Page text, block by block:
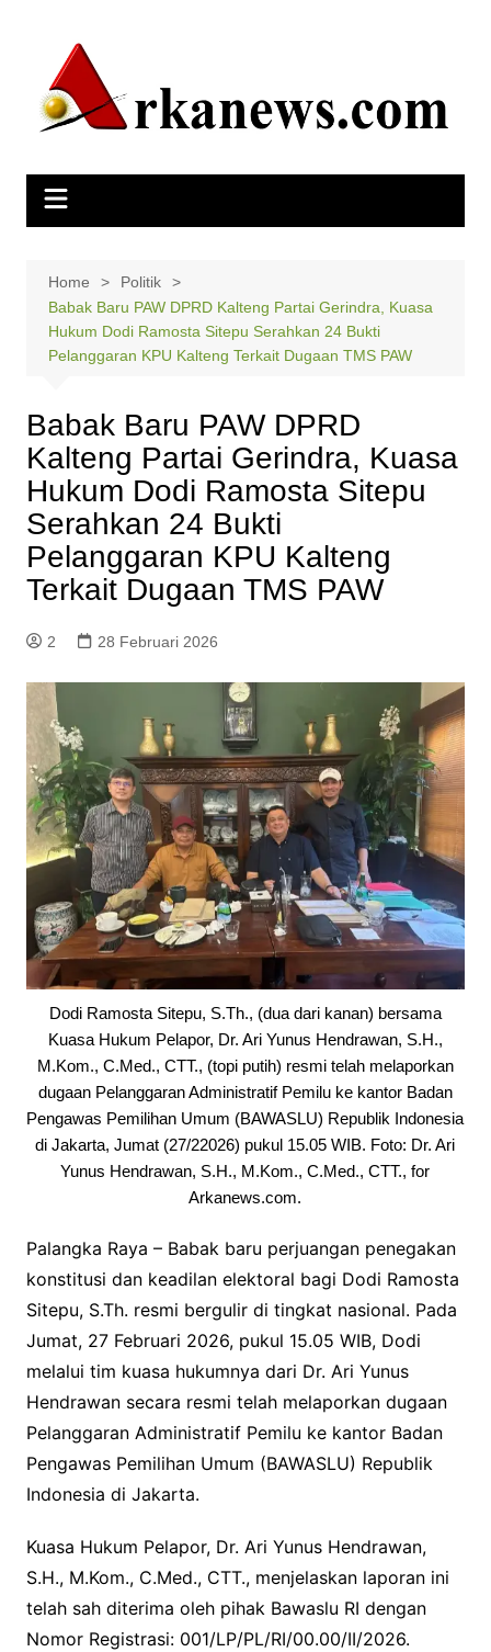
Home
Politik
Babak Baru PAW DPRD Kalteng Partai Gerindra, Kuasa
Hukum Dodi Ramosta Sitepu Serahkan 24 Bukti
Pelanggaran KPU Kalteng Terkait Dugaan TMS PAW
Babak Baru PAW DPRD
Kalteng Partai Gerindra, Kuasa
Hukum Dodi Ramosta Sitepu
Serahkan 24 Bukti
Pelanggaran KPU Kalteng
Terkait Dugaan TMS PAW
2 28 Februari 2026
Dodi Ramosta Sitepu, S.Th., (dua dari kanan) bersama
Kuasa Hukum Pelapor, Dr. Ari Yunus Hendrawan, S.H.,
M.Kom., C.Med., CTT., (topi putih) resmi telah melaporkan
dugaan Pelanggaran Administratif Pemilu ke kantor Badan
Pengawas Pemilihan Umum (BAWASLU) Republik Indonesia
di Jakarta, Jumat (27/22026) pukul 15.05 WIB. Foto: Dr. Ari
Yunus Hendrawan, S.H., M.Kom., C.Med., CTT., for
Arkanews.com.
Palangka Raya – Babak baru perjuangan penegakan
konstitusi dan keadilan elektoral bagi Dodi Ramosta
Sitepu, S.Th. resmi bergulir di tingkat nasional. Pada
Jumat, 27 Februari 2026, pukul 15.05 WIB, Dodi
melalui tim kuasa hukumnya dari Dr. Ari Yunus
Hendrawan secara resmi telah melaporkan dugaan
Pelanggaran Administratif Pemilu ke kantor Badan
Pengawas Pemilihan Umum (BAWASLU) Republik
Indonesia di Jakarta.
Kuasa Hukum Pelapor, Dr. Ari Yunus Hendrawan,
S.H., M.Kom., C.Med., CTT., menjelaskan laporan ini
telah sah diterima oleh pihak Bawaslu RI dengan
Nomor Registrasi: 001/LP/PL/RI/00.00/II/2026.